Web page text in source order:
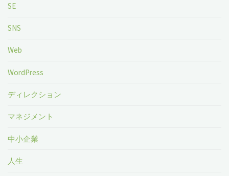
SE
SNS
Web
WordPress
ディレクション
マネジメント
中小企業
人生